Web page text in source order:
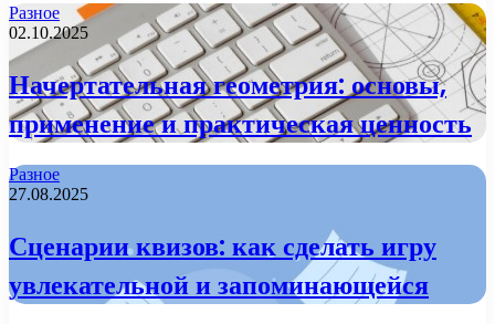
Разное
02.10.2025
Начертательная геометрия: основы,
применение и практическая ценность
Разное
27.08.2025
Сценарии квизов: как сделать игру
увлекательной и запоминающейся